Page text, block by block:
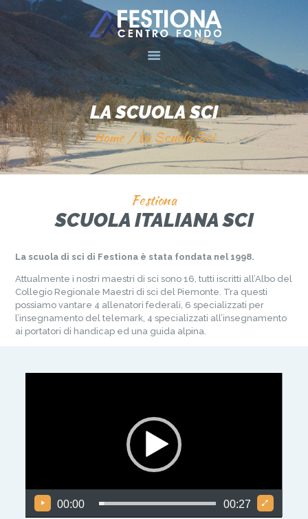
LA SCUOLA SCI
Home La Scuola Sci
HOME
CENTRO FONDO
SCUOLA SCI
MERAN
NEWSLETTER
GALLERY
BEACH
CONTATTI
Festiona
SCUOLA ITALIANA SCI
La scuola di sci di Festiona è stata fondata nel 1998.
Attualmente i nostri maestri di sci sono 16, tutti iscritti all’Albo del
Collegio Regionale Maestri di sci del Piemonte. Tra questi
possiamo vantare 4 allenatori federali, 6 specializzati per
l’insegnamento del telemark, 4 specializzati all’insegnamento
ai portatori di handicap ed una guida alpina.
00:00 00:27